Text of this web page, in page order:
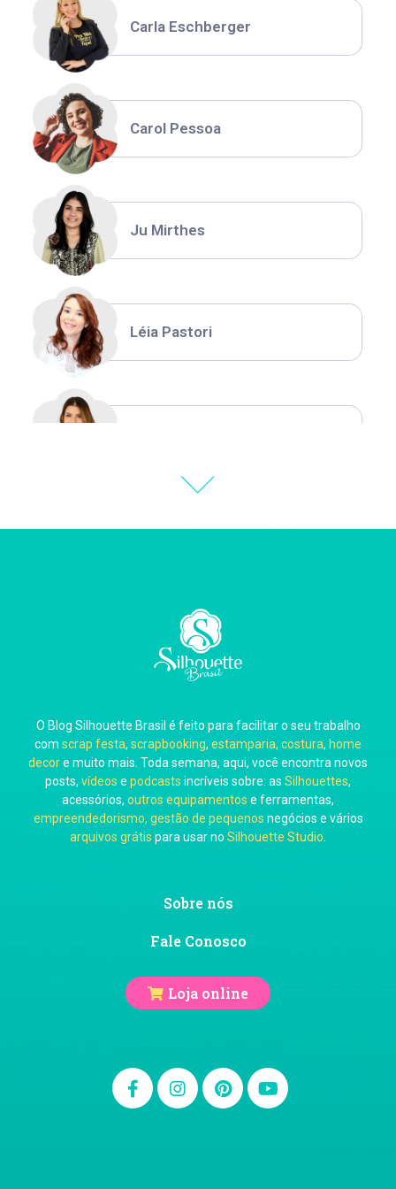
Carla Eschberger
Carol Pessoa
Ju Mirthes
Léia Pastori
Carla Eschberger
Carol Pessoa
Ju Mirthes
O Blog Silhouette Brasil é feito para facilitar o seu trabalho
com scrap festa, scrapbooking, estamparia, costura, home
decore muito mais. Toda semana, aqui, você encontra novos
posts, vídeos e podcasts incríveis sobre: as Silhouettes,
acessórios, outros equipamentos e ferramentas,
empreendedorismo, gestão de pequenos negócios e vários
arquivos grátis para usar no Silhouette Studio
Sobre nós
Fale Conosco
Loja online